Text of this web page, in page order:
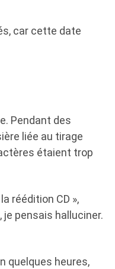
car cette date
Pendant des
liée au tirage
étaient trop
réédition CD »,
je pensais halluciner.
quelques heures,